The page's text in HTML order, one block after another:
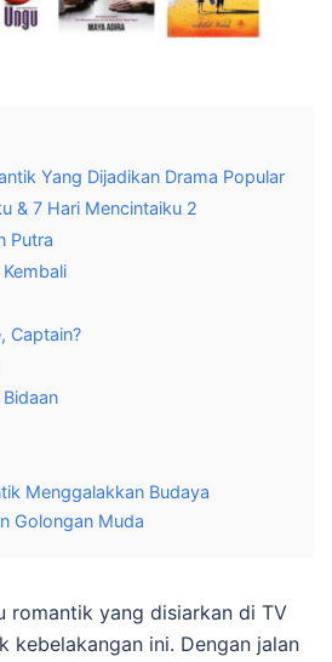
Yang Dijadikan Drama Popular
& 7 Hari Mencintaiku 2
Putra
Captain?
Menggalakkan Budaya
Golongan Muda
romantik yang disiarkan di TV
kebelakangan ini. Dengan jalan